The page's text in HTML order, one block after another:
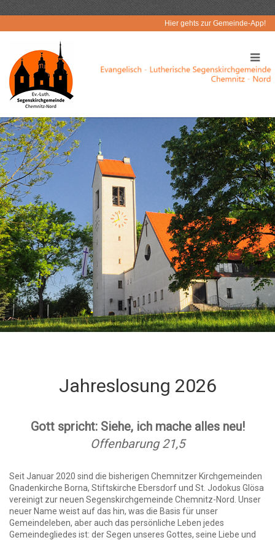
Hier gehts zur Gemeinde-App!
Jahreslosung 2026
Gott spricht: Siehe, ich mache alles neu!
Offenbarung 21,5
Seit Januar 2020 sind die bisherigen Chemnitzer Kirchgemeinden
Gnadenkirche Borna, Stiftskirche Ebersdorf und St. Jodokus Glösa
vereinigt zur neuen Segenskirchgemeinde Chemnitz-Nord. Unser
neuer Name weist auf das hin, was die Basis für unser
Gemeindeleben, aber auch das persönliche Leben jedes
Gemeindegliedes ist: der Segen unseres Gottes, seine Liebe und